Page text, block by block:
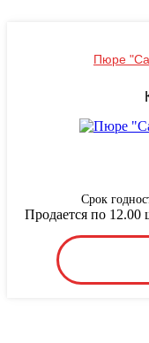
Пюре
Срок
Продается по 12.00